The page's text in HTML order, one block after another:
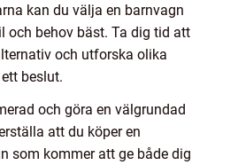
kan du välja en barnvagn
och behov bäst. Ta dig tid att
och utforska olika
beslut.
och göra en välgrundad
att du köper en
som kommer att ge både dig